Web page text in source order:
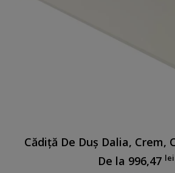
Cădiță De Duș Dalia, Crem,
De la 996,47 lei